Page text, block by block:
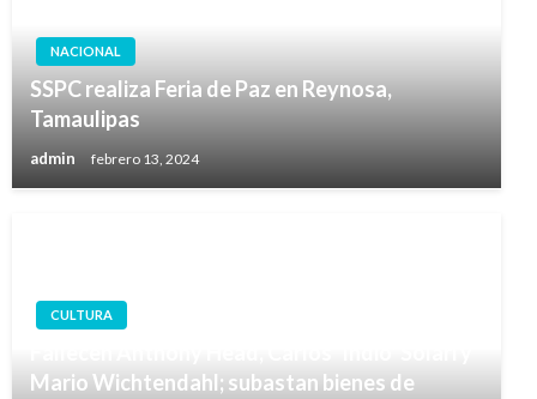
NACIONAL
SSPC realiza Feria de Paz en Reynosa,
Tamaulipas
admin febrero 13, 2024
CULTURA
Mario Wichtendahl; subastan bienes de